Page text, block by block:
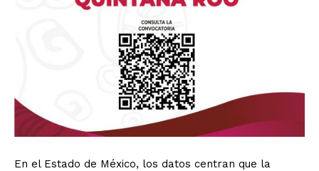
En el Estado de México, los datos centran que la